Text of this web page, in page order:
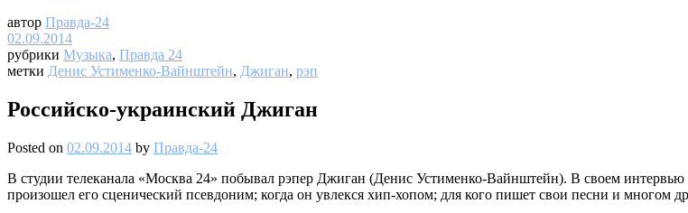
автор Правда-24
02.09.2014
рубрики Музыка, Правда 24
метки Денис Устименко-Вайнштейн, Джиган, рэп
Российско-украинский Джиган
Posted on 02.09.2014 by Правда-24
В студии телеканала «Москва 24» побывал рэпер Джиган (Денис Устименко-Вайнштейн). В своем интервью
произошел его сценический псевдоним; когда он увлекся хип-хопом; для кого пишет свои песни и многом